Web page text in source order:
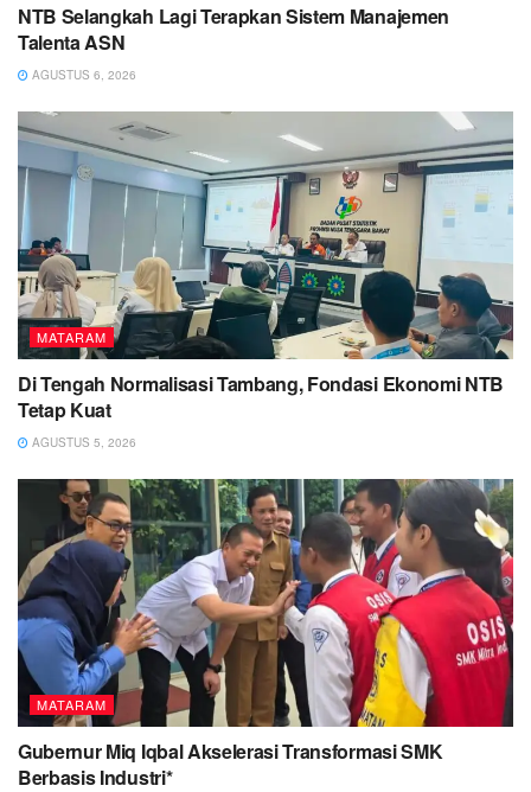
NTB Selangkah Lagi Terapkan Sistem Manajemen
Talenta ASN
AGUSTUS 6, 2026
MATARAM
Di Tengah Normalisasi Tambang, Fondasi Ekonomi NTB
Tetap Kuat
AGUSTUS 5, 2026
MATARAM
Gubernur Miq Iqbal Akselerasi Transformasi SMK
Berbasis Industri*